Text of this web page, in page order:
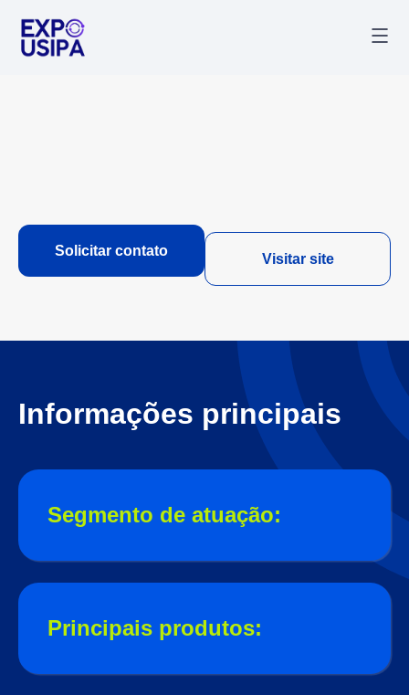
Solicitar contato
Visitar site
Informações principais
Segmento de atuação:
Principais produtos: